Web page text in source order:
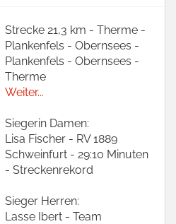
Strecke 21,3 km - Therme -
Plankenfels - Obernsees -
Plankenfels - Obernsees -
Therme
Weiter...
Siegerin Damen:
Lisa Fischer - RV 1889
Schweinfurt - 29:10 Minuten
- Streckenrekord
Sieger Herren:
Lasse Ibert - Team